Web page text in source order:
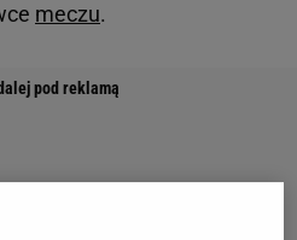
meczu.